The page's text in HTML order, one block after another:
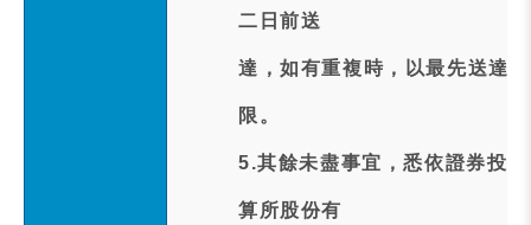
二日前送
達，如有重複時，以最先送達
限。
5.其餘未盡事宜，悉依證券投
算所股份有